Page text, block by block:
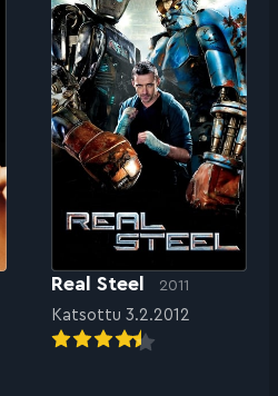
Real Steel 2011
Katsottu 3.2.2012